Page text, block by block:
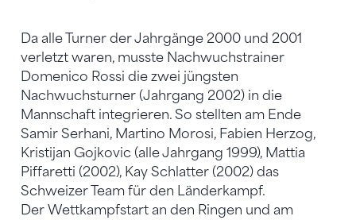
Da alle Turner der Jahrgänge 2000 und 2001
verletzt waren, musste Nachwuchstrainer
Domenico Rossi die zwei jüngsten
Nachwuchsturner (Jahrgang 2002) in die
Mannschaft integrieren. So stellten am Ende
Samir Serhani, Martino Morosi, Fabien Herzog,
Kristijan Gojkovic (alle Jahrgang 1999), Mattia
Piffaretti (2002), Kay Schlatter (2002) das
Schweizer Team für den Länderkampf.
Der Wettkampfstart an den Ringen und am